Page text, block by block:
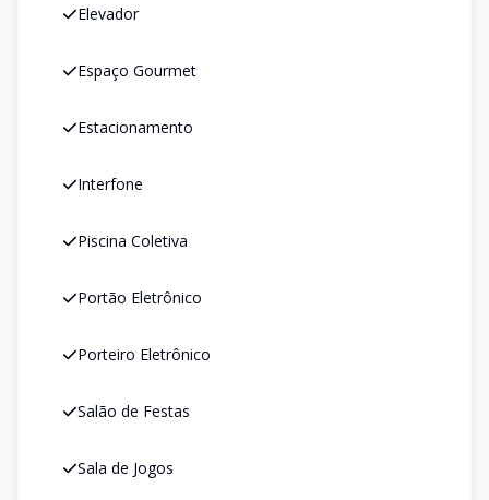
Elevador
Espaço Gourmet
Estacionamento
Interfone
Piscina Coletiva
Portão Eletrônico
Porteiro Eletrônico
Salão de Festas
Sala de Jogos